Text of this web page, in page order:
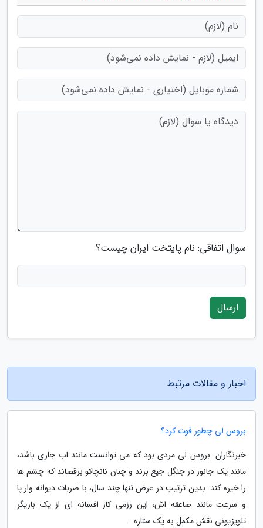
سوال اتفاقی: نام پایتخت ایران چیست؟
ارسال
اخبار و مقالات مرتبط
بروس لی چطور فوت کرد؟
خبرنگاران: بروس لی مردی بود که می توانست مانند آب جاری باشد،
مانند یک جانور در جنگل جیغ بزند و چنان نانچاکو برقصاند که چشم ها
را خیره کند. بدین ترتیب در عرض تنها چند سال، با ضربات دیوانه وار پا
و سرعت مانند صاعقه اش، این رزمی کار افسانه ای از یک بازیگر
تلویزیونی نقش مکمل به یک ستاره...